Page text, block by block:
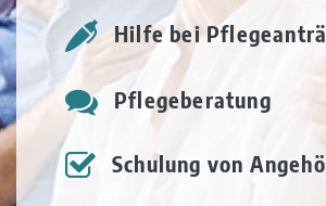
Hilfe bei
Pflegeberatung
Schulung von